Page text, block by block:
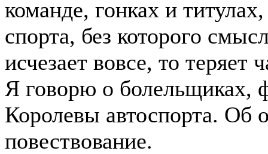
команде, гонках и
спорта, без которого
исчезает вовсе, то теряет
Я говорю о болельщиках,
Королевы автоспорта. Об
повествование.